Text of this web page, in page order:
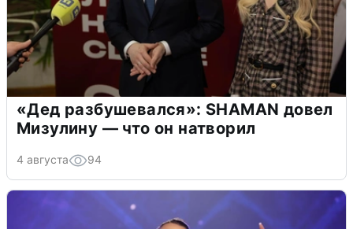
«Дед разбушевался»: SHAMAN довел
Мизулину — что он натворил
4 августа 94